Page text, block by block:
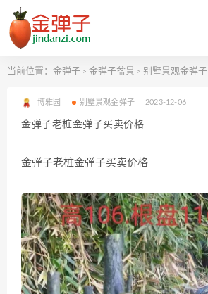
当前位置： 金弹子 > 金弹子盆景 > 别墅景观金弹子
博雅园 别墅景观金弹子 2023-12-06
金弹子老桩金弹子买卖价格
金弹子老桩金弹子买卖价格